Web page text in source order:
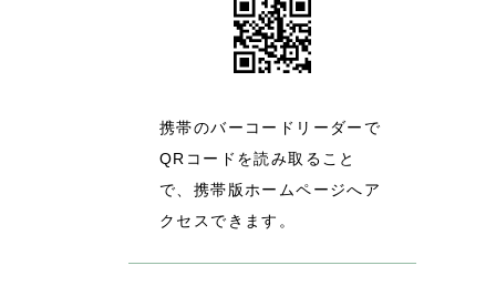
携帯のバーコードリーダーで
QRコードを読み取ること
で、携帯版ホームページへア
クセスできます。